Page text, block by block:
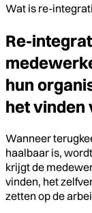
Wat is re-
Re-
hun
het vinden
Wanneer
haalbaar is, wordt
krijgt de
vinden, het
zetten op de